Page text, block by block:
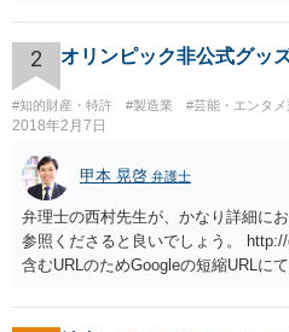
あります。 なお、仮に日本法になる
約が有効かどうかは、ライセンスさ
権、特許権など）や契約の時期など
いずれにせよ具体的事情が分からな
れますので、弁護士に直接相談され
2 オリンピック非公式グッ
#知的財産・特許 #製造業 #芸能・エンタメ
2018年2月7日
甲本 晃啓 弁護士
弁理士の西村先生が、かなり詳細に
参照くださると良いでしょう。
含むURLのためGoogleの短縮URLに
とも不正競争防止法上の問題は生じ